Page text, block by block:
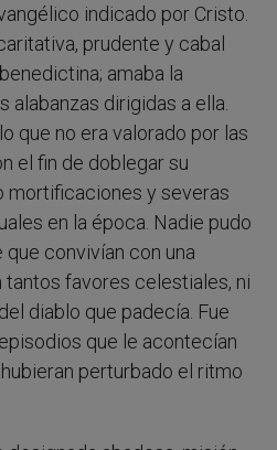
indicado por Cristo.
prudente y cabal
amaba la
alabanzas dirigidas a ella.
que no era valorado por las
el fin de doblegar su
mortificaciones y severas
en la época. Nadie pudo
convivían con una
favores celestiales, ni
diablo que padecía. Fue
que le acontecían
perturbado el ritmo